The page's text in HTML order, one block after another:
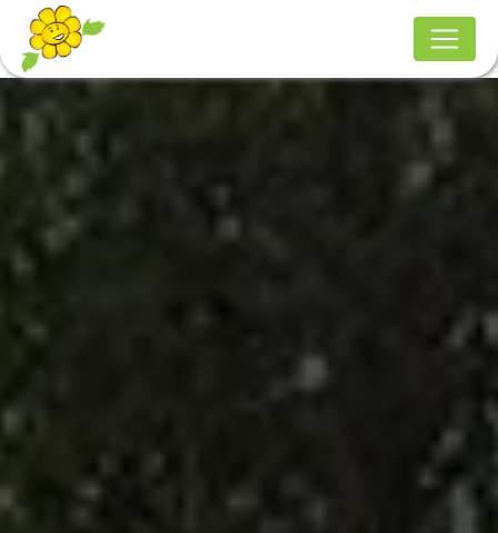
Panneau de gestion des cookies